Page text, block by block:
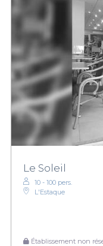
Le Soleil
10 - 100 pers.
L'Estaque
Établissement non